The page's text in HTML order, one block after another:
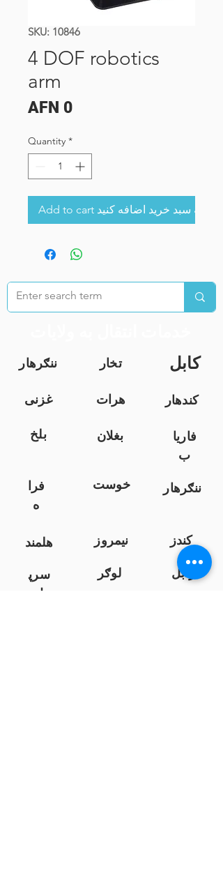
SKU: 10846
4 DOF robotics
arm
AFN 0Price
Quantity *
Add to cart به سبد خرید اضافه کنید
ننګرهار تخار کابل
غزنی هرات
کندهار
بلخ
بغلان
فاریا
ب
فرا
ه
خوست ننګرهار
هلمند نیمروز
کندز
سرپ
ل
لوګر زابل